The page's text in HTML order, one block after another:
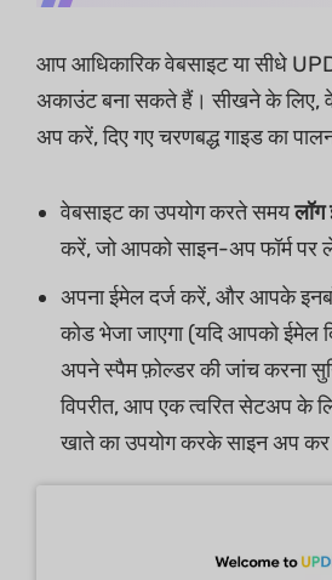
आप आधिकारिक वेबसाइट या सीधे
अकाउंट बना सकते हैं। सीखने के लिए,
अप करें, दिए गए चरणबद्ध गाइड का
वेबसाइट का उपयोग करते समयलॉग
करें, जो आपको साइन-अप फॉर्म पर
अपना ईमेल दर्ज करें, और आपके
कोड भेजा जाएगा (यदि आपको ईमेल
अपने स्पैम फ़ोल्डर की जांच करना
विपरीत, आप एक त्वरित सेटअप के
खाते का उपयोग करके साइन अप